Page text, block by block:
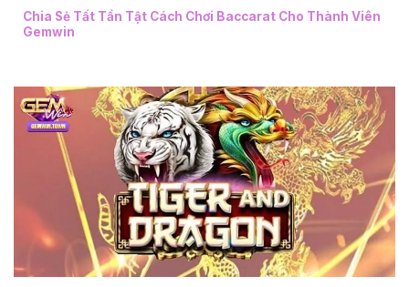
Chia Sẻ Tất Tần Tật Cách Chơi Baccarat Cho Thành Viên
Gemwin